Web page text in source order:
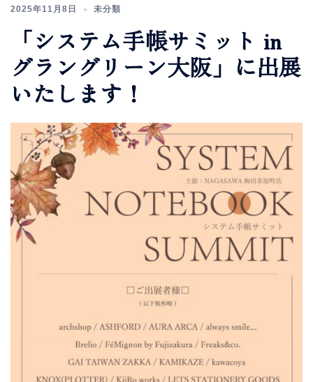
2025年11月8日 未分類
「システム手帳サミット in
グラングリーン大阪」に出展
いたします！